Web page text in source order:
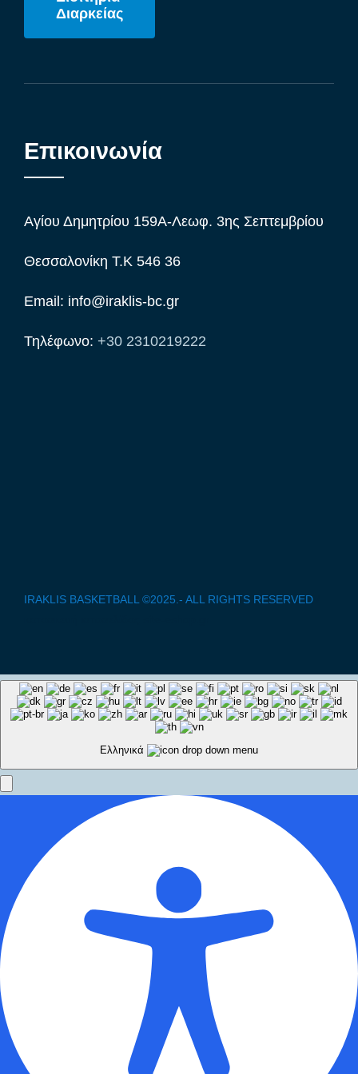
Διαρκείας
Επικοινωνία
Αγίου Δημητρίου 159Α-Λεωφ. 3ης Σεπτεμβρίου
Θεσσαλονίκη Τ.Κ 546 36
Email: info@iraklis-bc.gr
Τηλέφωνο: +30 2310219222
IRAKLIS BASKETBALL ©2025.- ALL RIGHTS RESERVED
Ελληνικά